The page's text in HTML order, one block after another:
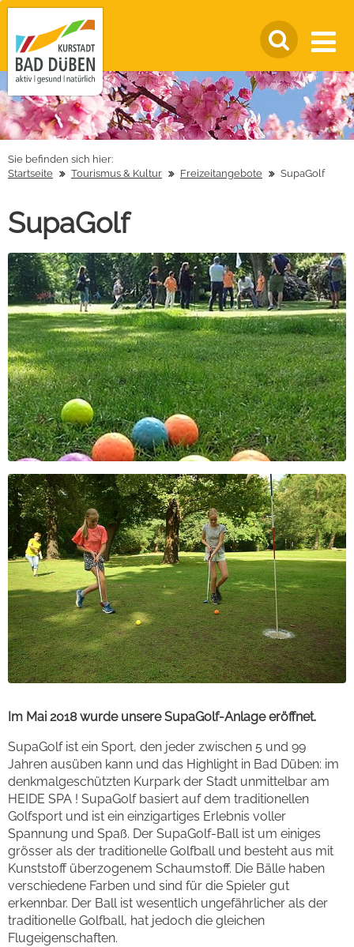
Sie befinden sich hier:
Startseite
Tourismus & Kultur Freizeitangebote SupaGolf
SupaGolf
Im Mai 2018 wurde unsere SupaGolf-Anlage eröffnet.
SupaGolf ist ein Sport, den jeder zwischen 5 und 99
Jahren ausüben kann und das Highlight in Bad Düben: im
denkmalgeschützten Kurpark der Stadt unmittelbar am
HEIDE SPA ! SupaGolf basiert auf dem traditionellen
Golfsport und ist ein einzigartiges Erlebnis voller
Spannung und Spaß. Der SupaGolf-Ball ist um einiges
grösser als der traditionelle Golfball und besteht aus mit
Kunststoff überzogenem Schaumstoff. Die Bälle haben
verschiedene Farben und sind für die Spieler gut
erkennbar. Der Ball ist wesentlich ungefährlicher als der
traditionelle Golfball, hat jedoch die gleichen
Flugeigenschaften.